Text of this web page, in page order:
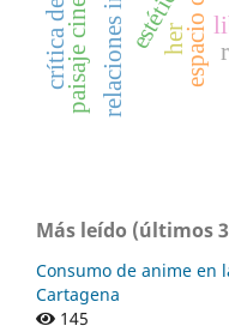
her
Más leído (últimos
Consumo de anime en
Cartagena
145